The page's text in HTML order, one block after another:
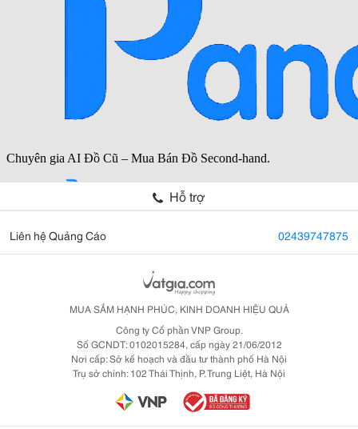
Hỗ trợ
Liên hệ Quảng Cáo 02439747875
MUA SẮM HẠNH PHÚC, KINH DOANH HIỆU QUẢ
Công ty Cổ phần VNP Group.
Số GCNDT: 0102015284, cấp ngày 21/06/2012
Nơi cấp: Sở kế hoạch và đầu tư thành phố Hà Nội
Trụ sở chính: 102 Thái Thịnh, P. Trung Liệt, Hà Nội